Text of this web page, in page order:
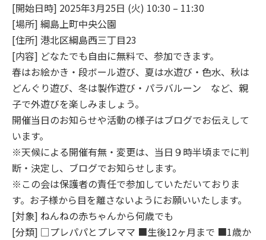
[開始日時] 2025年3月25日 (火) 10:30 – 11:30
[場所] 綱島上町中央公園
[住所] 港北区綱島西三丁目23
[内容] どなたでも自由に無料で、参加できます。
春はお絵かき・段ボール遊び、夏は水遊び・色水、秋は
どんぐり遊び、冬は製作遊び・パラバルーン など、親
子で外遊びを楽しみましょう。
開催当日のお知らせや活動の様子はブログでお伝えして
います。
※天候による開催有無・変更は、当日９時半頃までに判
断・決定し、ブログでお知らせします。
※この会は保護者の責任で参加していただいておりま
す。お子様から目を離さないようにお願いいたします。
[対象] ねんねの赤ちゃんから何歳でも
[分類] □プレパパとプレママ ■生後12ヶ月まで ■1歳か